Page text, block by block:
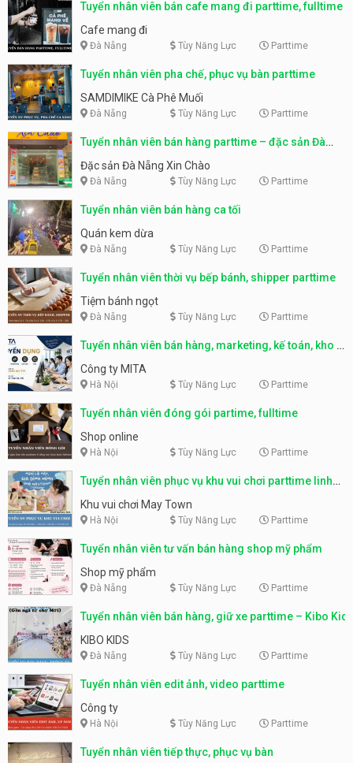
Tuyển nhân viên bán cafe mang đi parttime, fulltime
Cafe mang đi
Đà Nẵng Tùy Năng Lực Parttime
Tuyển nhân viên pha chế, phục vụ bàn parttime
SAMDIMIKE Cà Phê Muối
Đà Nẵng Tùy Năng Lực Parttime
Tuyển nhân viên bán hàng parttime – đặc sản Đà
Nẵng
Đặc sản Đà Nẵng Xin Chào
Đà Nẵng Tùy Năng Lực Parttime
Tuyển nhân viên bán hàng ca tối
Quán kem dừa
Đà Nẵng Tùy Năng Lực Parttime
Tuyển nhân viên thời vụ bếp bánh, shipper parttime
Tiệm bánh ngọt
Đà Nẵng Tùy Năng Lực Parttime
Tuyển nhân viên bán hàng, marketing, kế toán, kho –
parttime, fulltime
Công ty MITA
Hà Nội Tùy Năng Lực Parttime
Tuyển nhân viên đóng gói partime, fulltime
Shop online
Hà Nội Tùy Năng Lực Parttime
Tuyển nhân viên phục vụ khu vui chơi parttime linh
động
Khu vui chơi May Town
Hà Nội Tùy Năng Lực Parttime
Tuyển nhân viên tư vấn bán hàng shop mỹ phẩm
Shop mỹ phẩm
Đà Nẵng Tùy Năng Lực Parttime
Tuyển nhân viên bán hàng, giữ xe parttime – Kibo Kid
KIBO KIDS
Đà Nẵng Tùy Năng Lực Parttime
Tuyển nhân viên edit ảnh, video parttime
Công ty
Hà Nội Tùy Năng Lực Parttime
Tuyển nhân viên tiếp thực, phục vụ bàn